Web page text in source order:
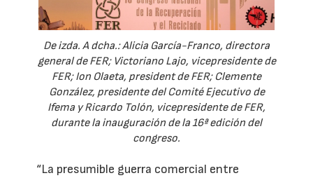
De izda. A dcha.: Alicia García-Franco, directora
general de FER; Victoriano Lajo, vicepresidente de
FER; Ion Olaeta, president de FER; Clemente
González, presidente del Comité Ejecutivo de
Ifema y Ricardo Tolón, vicepresidente de FER,
durante la inauguración de la 16ª edición del
congreso.
“La presumible guerra comercial entre